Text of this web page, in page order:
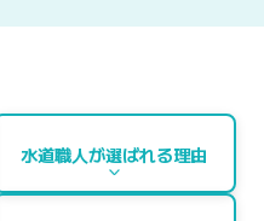
水道職人が選ばれる理由